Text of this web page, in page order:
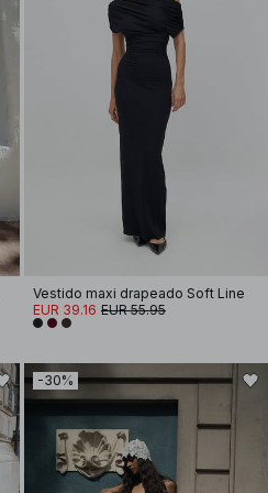
Vestido maxi drapeado Soft Line
EUR 39.16 EUR 55.95
-30%